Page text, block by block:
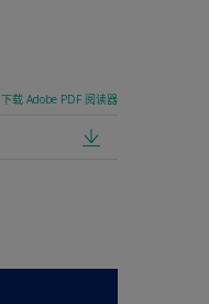
下载 Adobe PDF 阅读器